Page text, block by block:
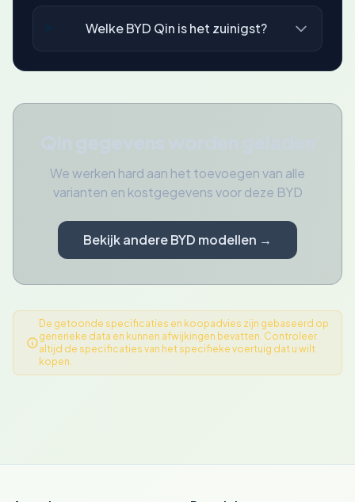
Welke BYD Qin is het zuinigst?
We werken hard aan het toevoegen van alle
varianten en kostgegevens voor deze BYD
Bekijk andere BYD modellen →
De getoonde specificaties en koopadvies zijn gebaseerd op
generieke data en kunnen afwijkingen bevatten. Controleer
altijd de specificaties van het specifieke voertuig dat u wilt
kopen.